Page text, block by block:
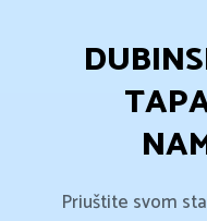
Priuštite svom